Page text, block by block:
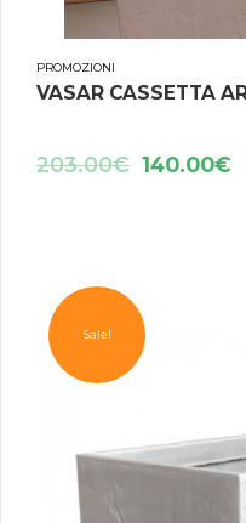
PROMOZIONI
VASAR CASSETTA
203.00€ 140.00€
Sale!